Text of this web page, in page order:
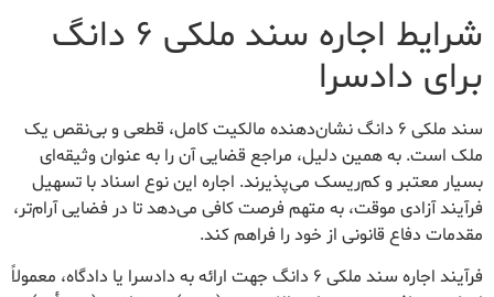
شرایط اجاره سند ملکی ۶ دانگ
برای دادسرا
سند ملکی ۶ دانگ نشان‌دهنده مالکیت کامل، قطعی و بی‌نقص یک
ملک است. به همین دلیل، مراجع قضایی آن را به عنوان وثیقه‌ای
بسیار معتبر و کم‌ریسک می‌پذیرند. اجاره این نوع اسناد با تسهیل
فرآیند آزادی موقت، به متهم فرصت کافی می‌دهد تا در فضایی آرام‌تر،
مقدمات دفاع قانونی از خود را فراهم کند.
فرآیند اجاره سند ملکی ۶ دانگ جهت ارائه به دادسرا یا دادگاه، معمولاً